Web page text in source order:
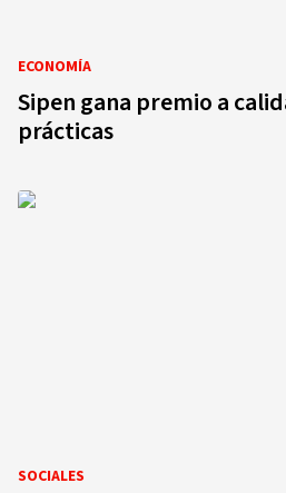
ECONOMÍA
Sipen gana premio a
prácticas
SOCIALES